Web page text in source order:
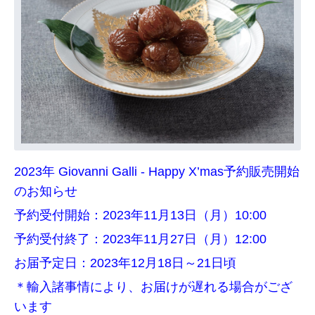
2023年 Giovanni Galli - Happy X’mas予約販売開始
のお知らせ
予約受付開始：2023年11月13日（月）10:00
予約受付終了：2023年11月27日（月）12:00
お届予定日：2023年12月18日～21日頃
＊輸入諸事情により、お届けが遅れる場合がござ
います